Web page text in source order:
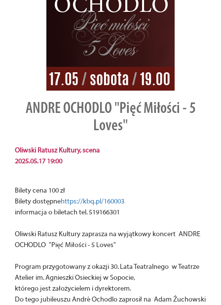
ANDRE OCHODLO "Pięć Miłości - 5
Loves"
Oliwski Ratusz Kultury, scena
2025.05.17 19:00
Bilety cena 100 zł
Bilety dostępnehttps://kbq.pl/160003
informacja o biletach tel. 519166301
Oliwski Ratusz Kultury zaprasza na wyjątkowy koncert ANDRE
OCHODLO "Pięć Miłości - 5 Loves"
Program przygotowany z okazji 30. Lata Teatralnego w Teatrze
Atelier im. Agnieszki Osieckiej w Sopocie,
którego jest założycielem i dyrektorem.
Do tego jubileuszu André Ochodlo zaprosił na Adam Źuchowski